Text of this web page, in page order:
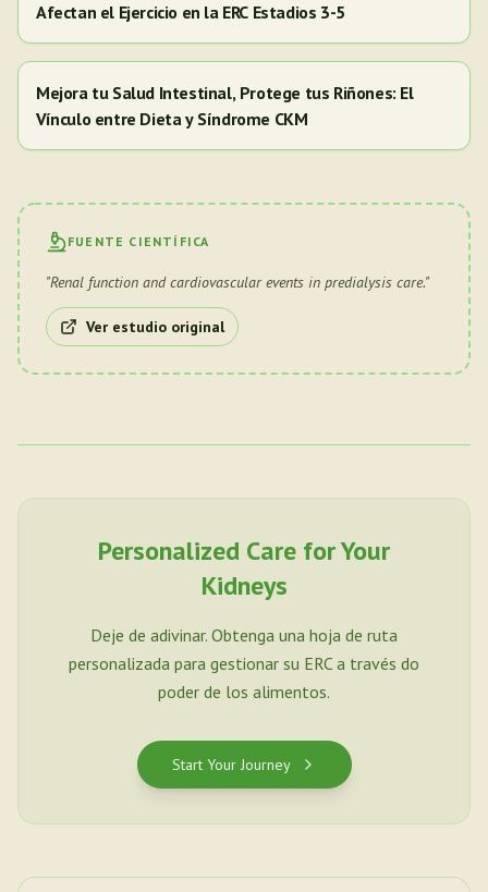
Afectan el Ejercicio en la ERC Estadios 3-5
Mejora tu Salud Intestinal, Protege tus Riñones: El
Vínculo entre Dieta y Síndrome CKM
FUENTE CIENTÍFICA
"Renal function and cardiovascular events in predialysis care."
Ver estudio original
Personalized Care for Your
Kidneys
Deje de adivinar. Obtenga una hoja de ruta
personalizada para gestionar su ERC a través do
poder de los alimentos.
Start Your Journey